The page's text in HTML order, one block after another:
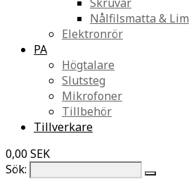
Nålfilsmatta & Lim
Elektronrör
PA
Högtalare
Slutsteg
Mikrofoner
Tillbehör
Tillverkare
0,00 SEK
Sök: